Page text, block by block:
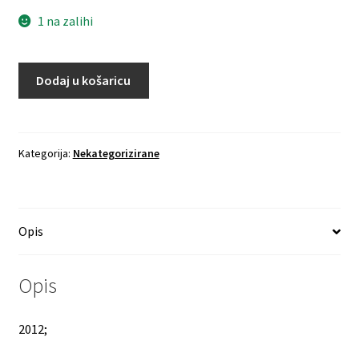
1 na zalihi
Dodaj u košaricu
Kategorija: Nekategorizirane
Opis
Opis
2012;